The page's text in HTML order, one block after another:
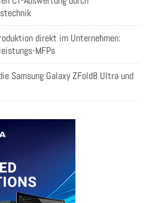
direkt im Unternehmen:
MFPs
Samsung Galaxy ZFold8 Ultra und